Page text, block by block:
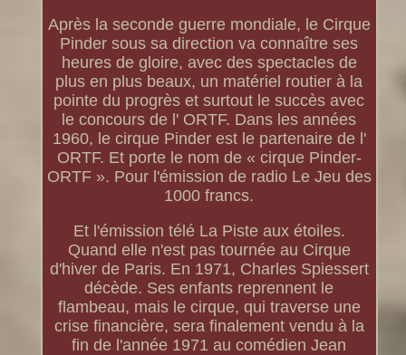
Après la seconde guerre mondiale, le Cirque
Pinder sous sa direction va connaître ses
heures de gloire, avec des spectacles de
plus en plus beaux, un matériel routier à la
pointe du progrès et surtout le succès avec
le concours de l' ORTF. Dans les années
1960, le cirque Pinder est le partenaire de l'
ORTF. Et porte le nom de « cirque Pinder-
ORTF ». Pour l'émission de radio Le Jeu des
1000 francs.
Et l'émission télé La Piste aux étoiles.
Quand elle n'est pas tournée au Cirque
d'hiver de Paris. En 1971, Charles Spiessert
décède. Ses enfants reprennent le
flambeau, mais le cirque, qui traverse une
crise financière, sera finalement vendu à la
fin de l'année 1971 au comédien Jean